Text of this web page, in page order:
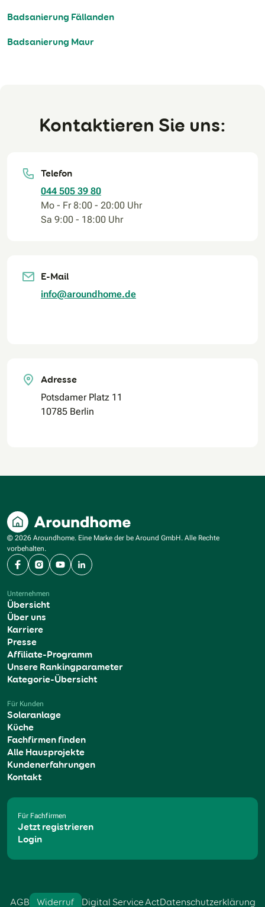
Badsanierung Fällanden
Badsanierung Maur
Kontaktieren Sie uns:
Telefon
044 505 39 80
Mo - Fr 8:00 - 20:00 Uhr
Sa 9:00 - 18:00 Uhr
E-Mail
info@aroundhome.de
Adresse
Potsdamer Platz 11
10785 Berlin
© 2026 Aroundhome. Eine Marke der be Around GmbH. Alle Rechte
vorbehalten.
FacebookInstagram
YouTubeLinkedIn
Unternehmen
Übersicht
Über uns
Karriere
Presse
Affiliate-Programm
Unsere Rankingparameter
Kategorie-Übersicht
Für Kunden
Solaranlage
Küche
Fachfirmen finden
Alle Hausprojekte
Kundenerfahrungen
Kontakt
Für Fachfirmen
Jetzt registrieren
Login
AGB Widerruf Digital Service ActDatenschutzerklärung